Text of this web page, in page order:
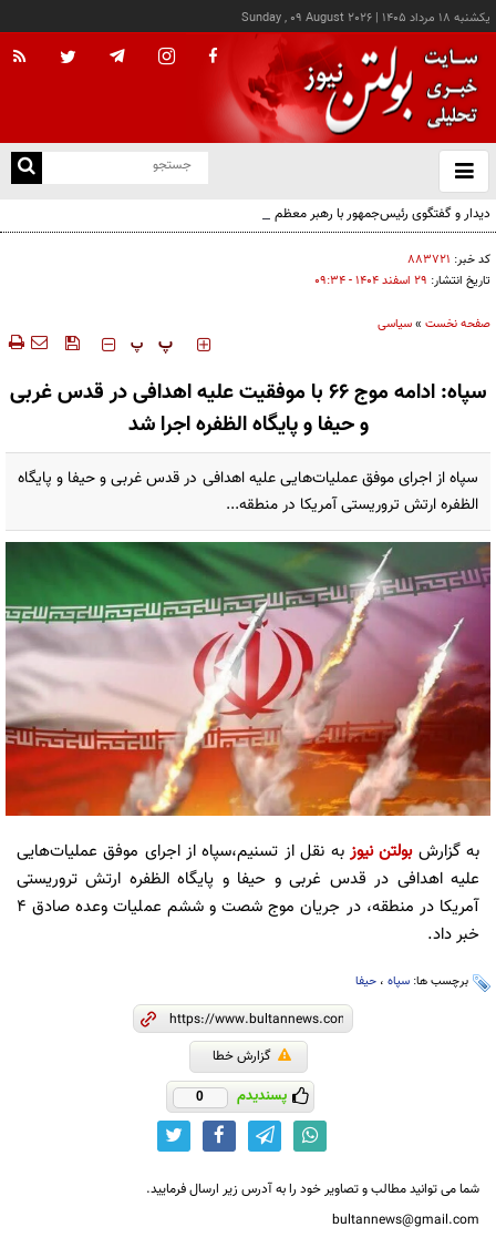
يکشنبه ۱۸ مرداد ۱۴۰۵ |
Sunday , 09 August 2026
باز
و
دیدار و گفتگوی رئیس‌جمهور با رهبر معظم انقلاب درباره مسائل اقتصادی و نظامی کشور
کد خبر: ۸۸۳۷۲۱
تاریخ انتشار: ۲۹ اسفند ۱۴۰۴ - ۰۹:۳۴
صفحه نخست »سیاسی
‍‍‍ پ پ
سپاه: ادامه موج ۶۶ با موفقیت علیه اهدافی در قدس غربی
و حیفا و پایگاه الظفره اجرا شد
سپاه از اجرای موفق عملیات‌هایی علیه اهدافی در قدس غربی و حیفا و پایگاه
الظفره ارتش تروریستی آمریکا در منطقه...
به گزارشبولتن نیوز به نقل از تسنیم،سپاه از اجرای موفق عملیات‌هایی
علیه اهدافی در قدس غربی و حیفا و پایگاه الظفره ارتش تروریستی
آمریکا در منطقه، در جریان موج شصت و ششم عملیات وعده صادق ۴
خبر داد.
برچسب ها: سپاه ، حیفا
گزارش خطا
پسندیدم 0
شما می توانید مطالب و تصاویر خود را به آدرس زیر ارسال فرمایید.
bultannews@gmail.com